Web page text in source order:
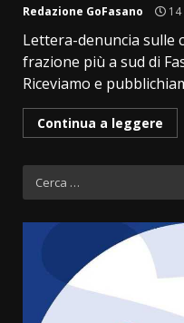
Redazione GoFasano
Lettera-denuncia sulle
frazione più a sud di
Riceviamo e
Continua a leggere
Ricerca
per: